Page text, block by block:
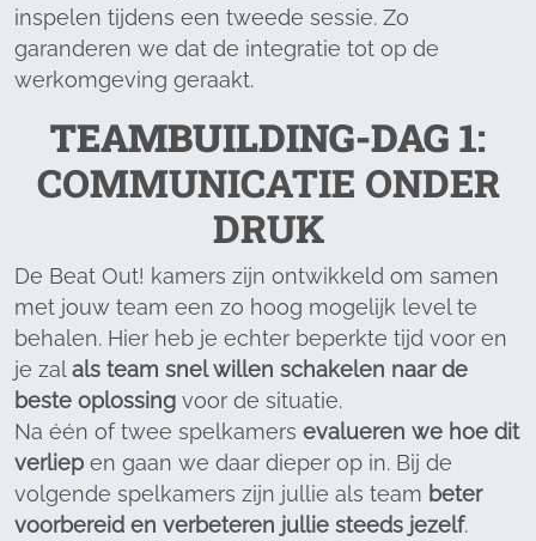
inspelen tijdens een tweede sessie. Zo
garanderen we dat de integratie tot op de
werkomgeving geraakt.
TEAMBUILDING-DAG 1:
COMMUNICATIE ONDER
DRUK
De Beat Out! kamers zijn ontwikkeld om samen
met jouw team een zo hoog mogelijk level te
behalen. Hier heb je echter beperkte tijd voor en
je zalals team snel willen schakelen naar de
beste oplossing voor de situatie.
Na één of twee spelkamers evalueren we hoe dit
verliep en gaan we daar dieper op in. Bij de
volgende spelkamers zijn jullie als team beter
voorbereid en verbeteren jullie steeds jezelf.